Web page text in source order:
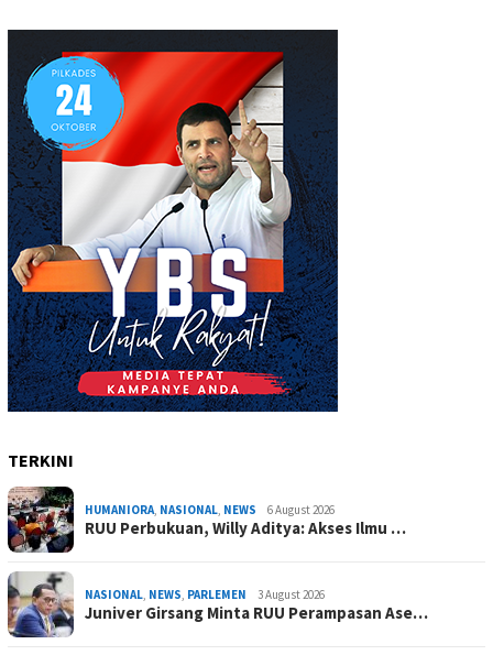
TERKINI
HUMANIORA, NASIONAL, NEWS 6 August 2026
RUU Perbukuan, Willy Aditya: Akses Ilmu …
NASIONAL, NEWS, PARLEMEN 3 August 2026
Juniver Girsang Minta RUU Perampasan Ase…